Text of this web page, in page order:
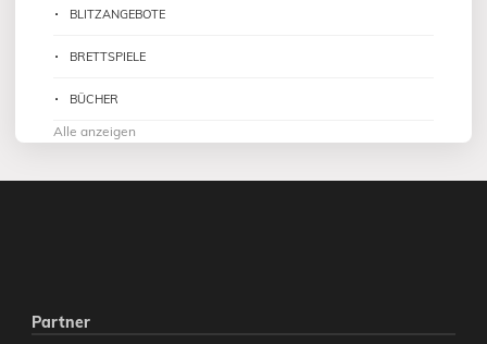
BLITZANGEBOTE
BRETTSPIELE
BÜCHER
Alle anzeigen
Partner